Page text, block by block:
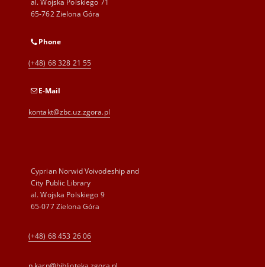
al. Wojska Polskiego 71
65-762 Zielona Góra
Phone
(+48) 68 328 21 55
E-Mail
kontakt@zbc.uz.zgora.pl
Cyprian Norwid Voivodeship and
City Public Library
al. Wojska Polskiego 9
65-077 Zielona Góra
(+48) 68 453 26 06